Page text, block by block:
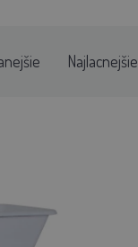
Najlacnejšie